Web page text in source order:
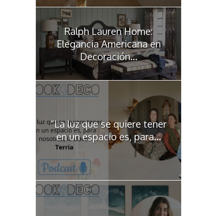
Ralph Lauren Home:
Elegancia Americana en
Decoración...
“La luz que se quiere tener
en un espacio es, para...